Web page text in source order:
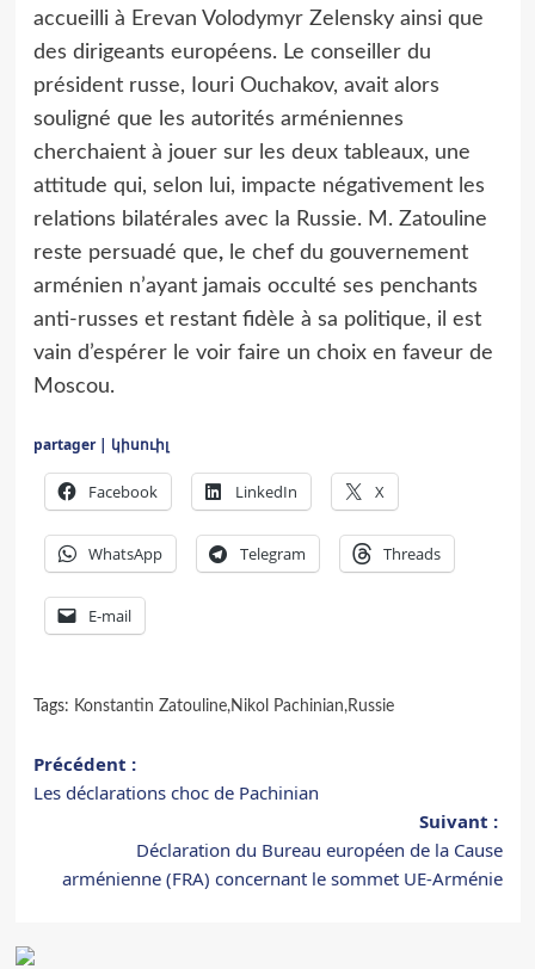
accueilli à Erevan Volodymyr Zelensky ainsi que
des dirigeants européens. Le conseiller du
président russe, Iouri Ouchakov, avait alors
souligné que les autorités arméniennes
cherchaient à jouer sur les deux tableaux, une
attitude qui, selon lui, impacte négativement les
relations bilatérales avec la Russie. M. Zatouline
reste persuadé que,le chef du gouvernement
arménien n’ayant jamais occulté ses penchants
anti-russes et restant fidèle à sa politique, il est
vain d’espérer le voir faire un choix en faveur de
Moscou.
partager | կիսուիլ
Facebook LinkedIn X
WhatsApp Telegram Threads
E-mail
Tags: Konstantin Zatouline,Nikol Pachinian,Russie
Navigation
Précédent :
Les déclarations choc de Pachinian
Suivant :
Déclaration du Bureau européen de la Cause
arménienne (FRA) concernant le sommet UE-Arménie